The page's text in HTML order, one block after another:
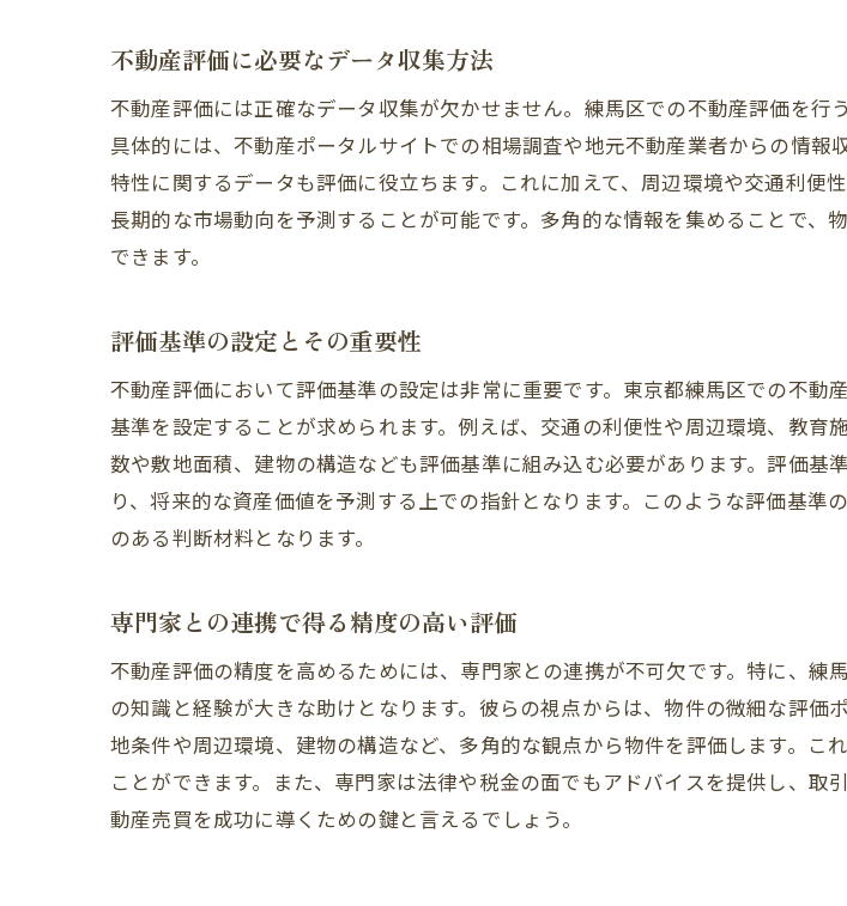
市場価格と相場の理解が鍵
物件見学で注目すべきポ
賢い情報収集で得られる
プロとの相談で見つける
価格変動の要因を分析す
エリアごとの供給と需要
新しい建築プロジェクト
ライフスタイルに合った
施設やサービスの充実度を
地域コミュニティとの関
不動産評価に必要なデータ収集方法
不動産評価には正確なデータ収集が欠かせません。練馬区での不動産評価を行
具体的には、不動産ポータルサイトでの相場調査や地元不動産業者からの情
特性に関するデータも評価に役立ちます。これに加えて、周辺環境や交通利便
長期的な市場動向を予測することが可能です。多角的な情報を集めることで
できます。
評価基準の設定とその重要性
不動産評価において評価基準の設定は非常に重要です。東京都練馬区での不
基準を設定することが求められます。例えば、交通の利便性や周辺環境、教
数や敷地面積、建物の構造なども評価基準に組み込む必要があります。評価
り、将来的な資産価値を予測する上での指針となります。このような評価基
のある判断材料となります。
専門家との連携で得る精度の高い評価
不動産評価の精度を高めるためには、専門家との連携が不可欠です。特に、
の知識と経験が大きな助けとなります。彼らの視点からは、物件の微細な評
地条件や周辺環境、建物の構造など、多角的な観点から物件を評価します。
ことができます。また、専門家は法律や税金の面でもアドバイスを提供し、
動産売買を成功に導くための鍵と言えるでしょう。